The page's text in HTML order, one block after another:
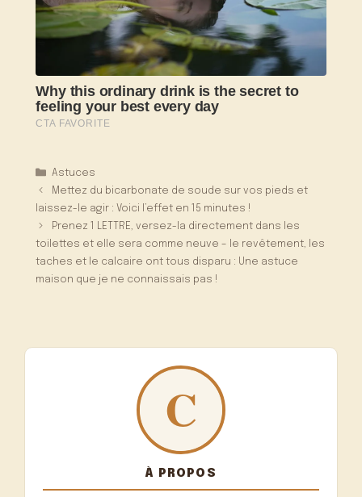
Catégories
Astuces
Mettez du bicarbonate de soude sur vos pieds et
laissez-le agir : Voici l’effet en 15 minutes !
Prenez 1 LETTRE, versez-la directement dans les
toilettes et elle sera comme neuve – le revêtement, les
taches et le calcaire ont tous disparu : Une astuce
maison que je ne connaissais pas !
À PROPOS